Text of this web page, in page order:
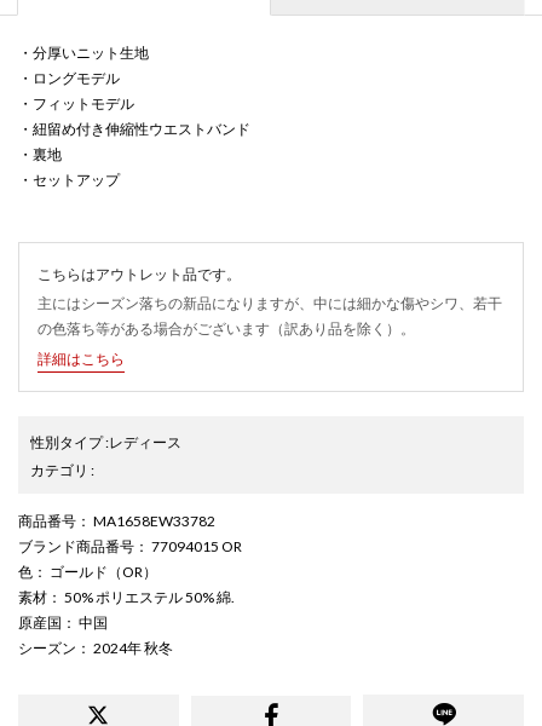
・分厚いニット生地
・ロングモデル
・フィットモデル
・紐留め付き伸縮性ウエストバンド
・裏地
・セットアップ
こちらはアウトレット品です。
主にはシーズン落ちの新品になりますが、中には細かな傷やシワ、若干
の色落ち等がある場合がございます（訳あり品を除く）。
詳細はこちら
性別タイプ:レディース
カテゴリ :
商品番号 ： MA1658EW33782
ブランド商品番号 ： 77094015 OR
色 ： ゴールド（OR）
素材 ： 50% ポリエステル 50% 綿.
原産国 ： 中国
シーズン ： 2024年 秋冬